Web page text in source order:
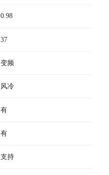
0.98
37
变频
风冷
有
有
支持